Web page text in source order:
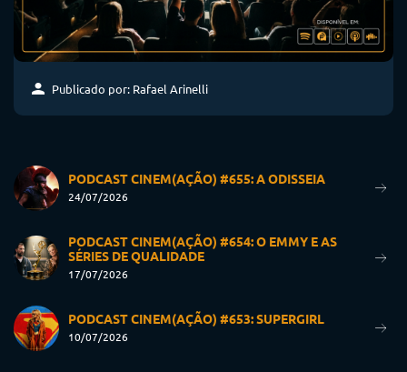
Publicado por: Rafael Arinelli
PODCAST CINEM(AÇÃO) #655: A ODISSEIA
24/07/2026
PODCAST CINEM(AÇÃO) #654: O EMMY E AS
SÉRIES DE QUALIDADE
17/07/2026
PODCAST CINEM(AÇÃO) #653: SUPERGIRL
10/07/2026